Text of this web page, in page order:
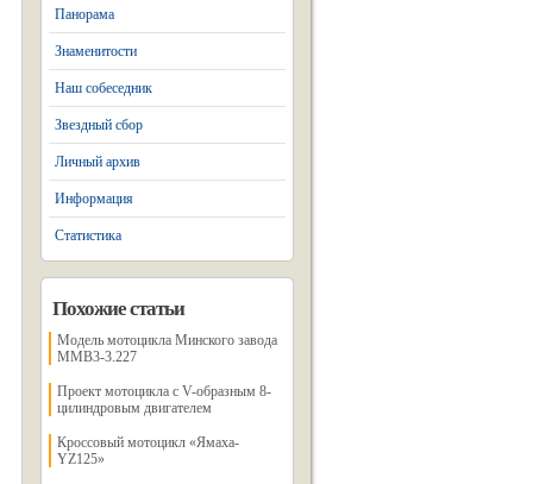
Панорама
Знаменитости
Наш собеседник
Звездный сбор
Личный архив
Информация
Статистика
Похожие статьи
Модель мотоцикла Минского завода
MMB3-3.227
Проект мотоцикла с V-образным 8-
цилиндровым двигателем
Кроссовый мотоцикл «Ямаха-
YZ125»